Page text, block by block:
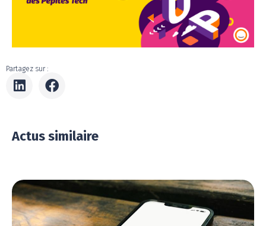
Partagez sur :
Actus similaire